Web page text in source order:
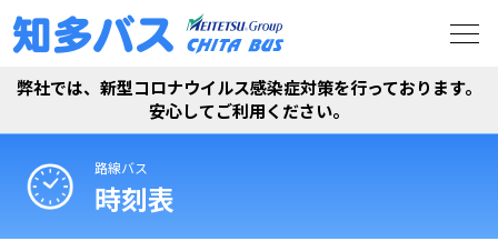
弊社では、新型コロナウイルス感染症対策を行っております。
安心してご利用ください。
路線バス
時刻表